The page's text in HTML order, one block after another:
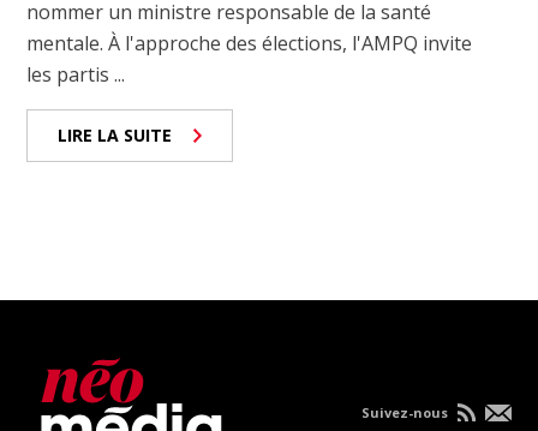
nommer un ministre responsable de la santé
mentale. À l'approche des élections, l'AMPQ invite
les partis ...
LIRE LA SUITE
Suivez-nous